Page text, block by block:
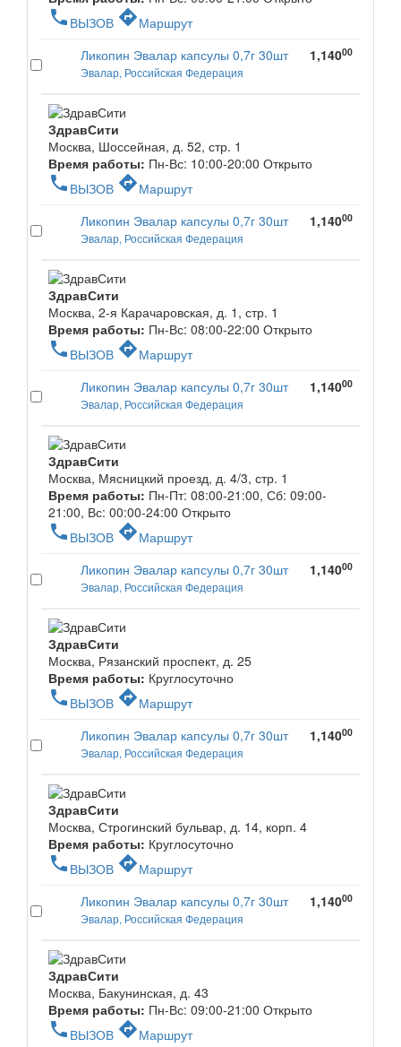
phone ВЫЗОВ directionsМаршрут
Ликопин Эвалар капсулы 0,7г 30шт
Эвалар, Российская Федерация
1,14000
ЗдравСити
Москва, Шоссейная, д. 52, стр. 1
Время работы: Пн-Вс: 10:00-20:00 Открыто
phone ВЫЗОВ directionsМаршрут
Ликопин Эвалар капсулы 0,7г 30шт
Эвалар, Российская Федерация
1,14000
ЗдравСити
Москва, 2-я Карачаровская, д. 1, стр. 1
Время работы: Пн-Вс: 08:00-22:00 Открыто
phone ВЫЗОВ directionsМаршрут
Ликопин Эвалар капсулы 0,7г 30шт
Эвалар, Российская Федерация
1,14000
ЗдравСити
Москва, Мясницкий проезд, д. 4/3, стр. 1
Время работы: Пн-Пт: 08:00-21:00, Сб: 09:00-
21:00, Вс: 00:00-24:00 Открыто
phone ВЫЗОВ directionsМаршрут
Ликопин Эвалар капсулы 0,7г 30шт
Эвалар, Российская Федерация
1,14000
ЗдравСити
Москва, Рязанский проспект, д. 25
Время работы: Круглосуточно
phone ВЫЗОВ directionsМаршрут
Ликопин Эвалар капсулы 0,7г 30шт
Эвалар, Российская Федерация
1,14000
ЗдравСити
Москва, Строгинский бульвар, д. 14, корп. 4
Время работы: Круглосуточно
phone ВЫЗОВ directionsМаршрут
Ликопин Эвалар капсулы 0,7г 30шт
Эвалар, Российская Федерация
1,14000
ЗдравСити
Москва, Бакунинская, д. 43
Время работы: Пн-Вс: 09:00-21:00 Открыто
phone ВЫЗОВ directionsМаршрут